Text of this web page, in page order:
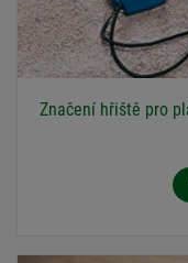
Značení hřiště pro